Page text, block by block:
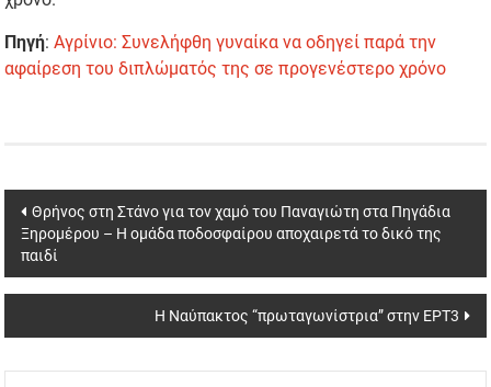
Πηγή:Αγρίνιο: Συνελήφθη γυναίκα να οδηγεί παρά την
αφαίρεση του διπλώματός της σε προγενέστερο χρόνο
Post
navigation
Θρήνος στη Στάνο για τον χαμό του Παναγιώτη στα Πηγάδια
Ξηρομέρου – Η ομάδα ποδοσφαίρου αποχαιρετά το δικό της
παιδί
Η Ναύπακτος “πρωταγωνίστρια” στην ΕΡΤ3